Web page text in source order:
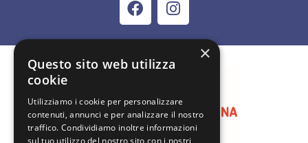
×
Questo sito web utilizza
cookie
Utilizziamo i cookie per personalizzare
contenuti, annunci e per analizzare il nostro
traffico. Condividiamo inoltre informazioni
sul tuo utilizzo del nostro sito con i nostri